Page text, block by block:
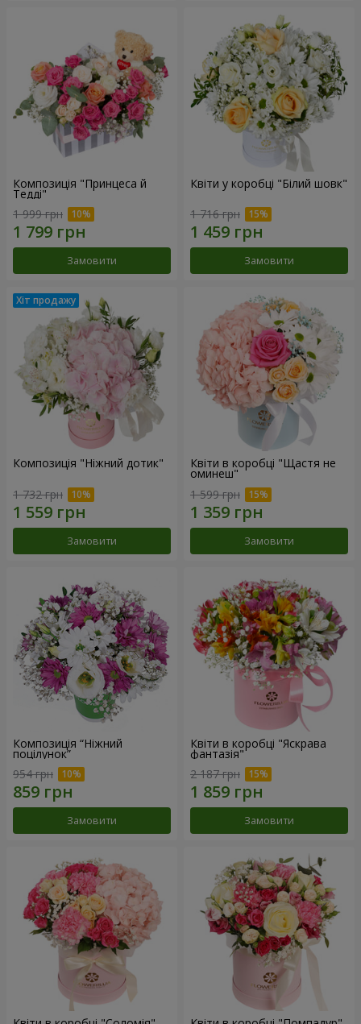
Композиція "Принцеса й
Тедді"
1 999 грн
Замовити
Квіти у коробці "Білий шовк"
1 716 грн
Замовити
Композиція "Ніжний дотик"
1 732 грн
Замовити
Квіти в коробці "Щастя не
оминеш"
1 599 грн
Замовити
Композиція “Ніжний
поцілунок”
954 грн
Замовити
Квіти в коробці "Яскрава
фантазія"
2 187 грн
Замовити